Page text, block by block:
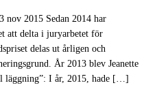
2015 Sedan 2014 har
att delta i juryarbetet för
delas ut årligen och
År 2013 blev Jeanette
läggning”: I år, 2015, hade […]